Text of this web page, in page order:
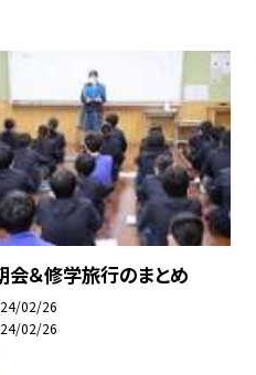
会＆修学旅行のまとめ
02/26
02/26